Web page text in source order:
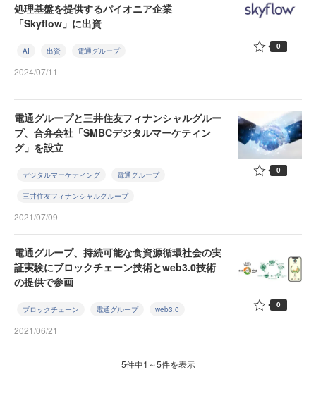
処理基盤を提供するパイオニア企業
「Skyflow」に出資
AI 出資 電通グループ
2024/07/11
0
電通グループと三井住友フィナンシャルグルー
プ、合弁会社「SMBCデジタルマーケティン
グ」を設立
デジタルマーケティング 電通グループ
三井住友フィナンシャルグループ
2021/07/09
0
電通グループ、持続可能な食資源循環社会の実
証実験にブロックチェーン技術とweb3.0技術
の提供で参画
ブロックチェーン 電通グループ web3.0
2021/06/21
0
5件中1～5件を表示